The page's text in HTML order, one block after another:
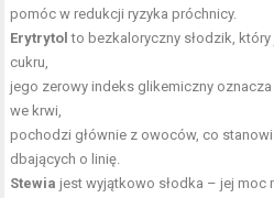
pomóc w redukcji ryzyka próchnicy.
Erytrytol to bezkaloryczny słodzik, który
cukru,
jego zerowy indeks glikemiczny
we krwi,
pochodzi głównie z owoców, co
dbających o linię.
Stewia jest wyjątkowo słodka – jej moc